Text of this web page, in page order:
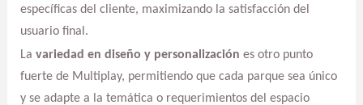
específicas del cliente, maximizando la satisfacción del
usuario final.
La variedad en diseño y personalización es otro punto
fuerte de Multiplay, permitiendo que cada parque sea único
y se adapte a la temática o requerimientos del espacio